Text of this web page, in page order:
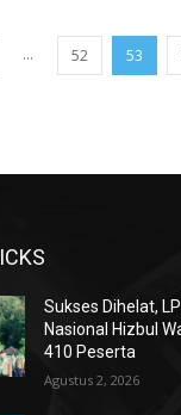
... 52 53
Sukses Dihelat,
Nasional Hizbul
410 Peserta
Agustus 2, 2026